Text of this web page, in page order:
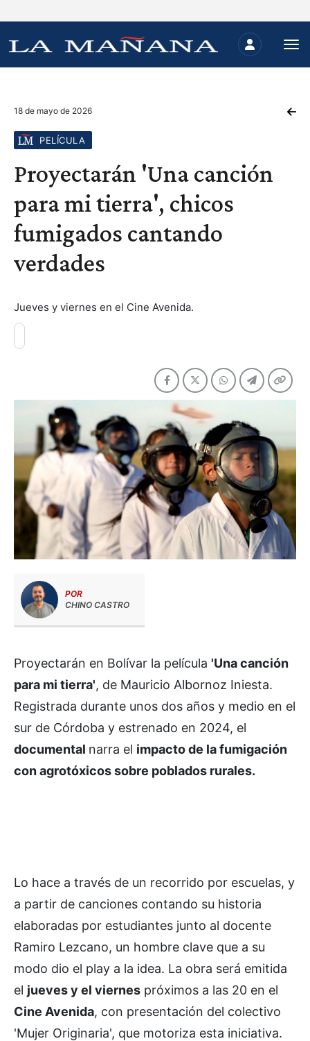
18 de mayo de 2026
PELÍCULA
Proyectarán 'Una canción
para mi tierra', chicos
fumigados cantando
verdades
Jueves y viernes en el Cine Avenida.
POR
CHINO CASTRO
Proyectarán en Bolívar la película 'Una canción
para mi tierra', de Mauricio Albornoz Iniesta.
Registrada durante unos dos años y medio en el
sur de Córdoba y estrenado en 2024, el
documental narra el impacto de la fumigación
con agrotóxicos sobre poblados rurales.
Lo hace a través de un recorrido por escuelas, y
a partir de canciones contando su historia
elaboradas por estudiantes junto al docente
Ramiro Lezcano, un hombre clave que a su
modo dio el play a la idea. La obra será emitida
el jueves y el viernes próximos a las 20 en el
Cine Avenida, con presentación del colectivo
'Mujer Originaria', que motoriza esta iniciativa.